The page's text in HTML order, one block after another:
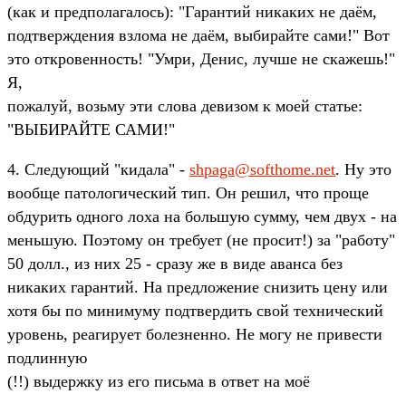
(как и предполагалось): "Гарантий никаких не даём,
подтверждения взлома не даём, выбирайте сами!" Вот
это откровенность! "Умри, Денис, лучше не скажешь!"
Я,
пожалуй, возьму эти слова девизом к моей статье:
"ВЫБИРАЙТЕ САМИ!"
4. Следующий "кидала" - shpaga@softhome.net. Ну это
вообще патологический тип. Он решил, что проще
обдурить одного лоха на большую сумму, чем двух - на
меньшую. Поэтому он требует (не просит!) за "работу"
50 долл., из них 25 - сразу же в виде аванса без
никаких гарантий. На предложение снизить цену или
хотя бы по минимуму подтвердить свой технический
уровень, реагирует болезненно. Не могу не привести
подлинную
(!!) выдержку из его письма в ответ на моё